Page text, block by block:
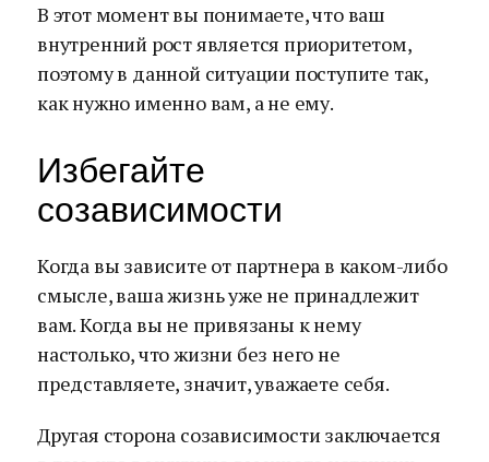
В этот момент вы понимаете, что ваш
внутренний рост является приоритетом,
поэтому в данной ситуации поступите так,
как нужно именно вам, а не ему.
Избегайте
созависимости
Когда вы зависите от партнера в каком-либо
смысле, ваша жизнь уже не принадлежит
вам. Когда вы не привязаны к нему
настолько, что жизни без него не
представляете, значит, уважаете себя.
Другая сторона созависимости заключается